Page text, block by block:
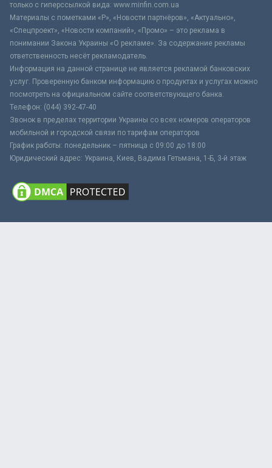
только с гиперссылкой вида: www.minfin.com.ua
Материалы с пометками «Р», «Новости партнёров», «Актуально»,
«Спецпроект», «Новости компаний», «Промо» – это реклама в
понимании Закона Украины «О рекламе». За содержание рекламы
ответственность несёт рекламодатель.
Информация на данной странице не является рекламой банковских
услуг. Проверенную банком информацию о продуктах и услугах можно
посмотреть на официальном сайте соответствующего банка.
Телефон: (044) 392-47-40
Звонок в пределах территории Украины со всех номеров операторов
мобильной и городской связи по тарифам операторов
График работы: понедельник – пятница с 09:00 до 18:00
Юридический адрес: Украина, Киев, Вадима Гетьмана, 1-Б, 3-й этаж